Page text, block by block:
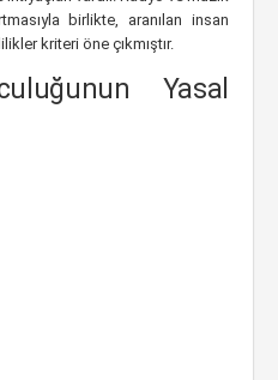
birlikte, aranılan insan
kriteri öne çıkmıştır.
Yasal